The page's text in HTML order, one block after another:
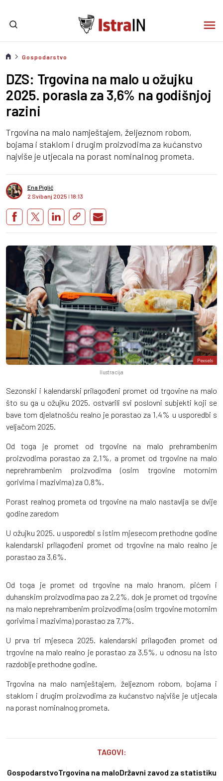
Gospodarstvo
DZS: Trgovina na malo u ožujku
2025. porasla za 3,6% na godišnjoj
razini
Trgovina na malo namještajem, željeznom robom,
bojama i staklom i drugim proizvodima za kućanstvo
najviše je utjecala na porast nominalnog prometa.
Ena Piglić
2 Svibanj 2025 I 18:13
Pexsels
Ilustracija
Sezonski i kalendarski prilagođeni promet od trgovine na malo
što su ga u ožujku 2025. ostvarili svi poslovni subjekti koji se
bave tom djelatnošću realno je porastao za 1,4% u usporedbi s
veljačom 2025.
Od toga je promet od trgovine na malo prehrambenim
proizvodima porastao za 2,1%, a promet od trgovine na malo
neprehrambenim proizvodima (osim trgovine motornim
gorivima i mazivima) za 0,8%.
Porast realnog prometa od trgovine na malo nastavlja se dvije
godine zaredom
U ožujku 2025. u usporedbi s istim mjesecom prethodne godine
kalendarski prilagođeni promet od trgovine na malo realno je
porastao za 3,6%.
Od toga je promet od trgovine na malo hranom, pićem i
duhanskim proizvodima pao za 2,2%, dok je promet od trgovine
na malo neprehrambenim proizvodima (osim trgovine motornim
gorivima i mazivima) porastao za 7,7%.
U prva tri mjeseca 2025. kalendarski prilagođen promet od
trgovine na malo realno je porastao za 3,5%, u odnosu na isto
razdoblje prethodne godine.
Trgovina na malo namještajem, željeznom robom, bojama i
staklom i drugim proizvodima za kućanstvo najviše je utjecala
na porast nominalnog prometa.
TAGOVI:
GospodarstvoTrgovina na maloDržavni zavod za statistiku